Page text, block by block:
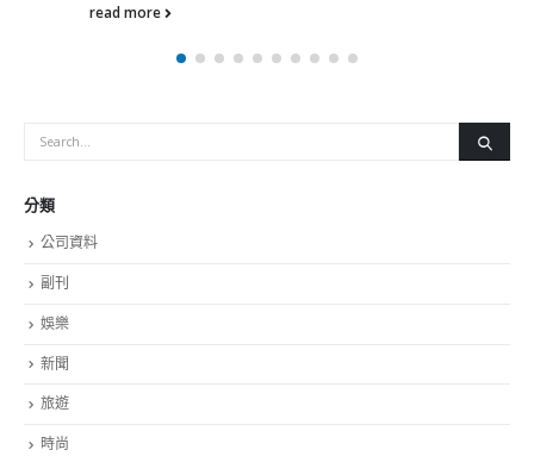
read more
分類
公司資料
副刊
娛樂
新聞
旅遊
時尚